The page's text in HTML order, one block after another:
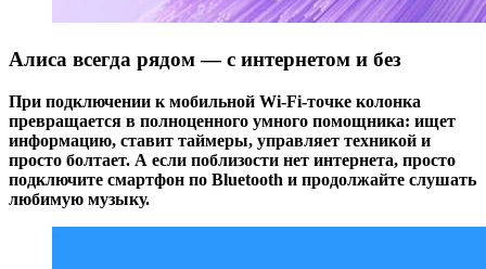
Алиса всегда рядом — с интернетом и без
При подключении к мобильной Wi-Fi-точке колонка
превращается в полноценного умного помощника: ищет
информацию, ставит таймеры, управляет техникой и
просто болтает. А если поблизости нет интернета, просто
подключите смартфон по Bluetooth и продолжайте слушать
любимую музыку.